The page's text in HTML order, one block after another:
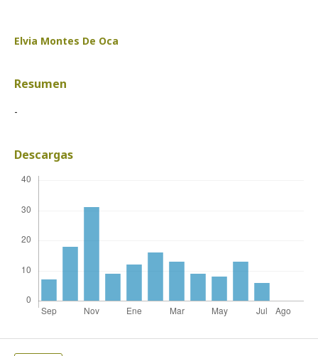
Elvia Montes De Oca
Resumen
-
Descargas